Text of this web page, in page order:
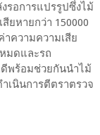
รอการแปรรูปซึ่งไม้
หายกว่า 150000
ความความเสีย
มดและรถ
พร้อมช่วยกันนำไม้
เนินการตีตราตรวจ